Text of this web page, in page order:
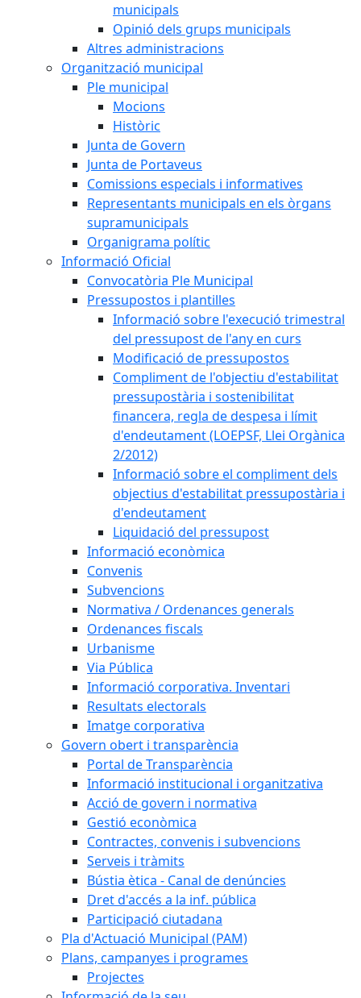
municipals
Opinió dels grups municipals
Altres administracions
Organització municipal
Ple municipal
Mocions
Històric
Junta de Govern
Junta de Portaveus
Comissions especials i informatives
Representants municipals en els òrgans
supramunicipals
Organigrama polític
Informació Oficial
Convocatòria Ple Municipal
Pressupostos i plantilles
Informació sobre l'execució trimestral
del pressupost de l'any en curs
Modificació de pressupostos
Compliment de l'objectiu d'estabilitat
pressupostària i sostenibilitat
financera, regla de despesa i límit
d'endeutament (LOEPSF, Llei Orgànica
2/2012)
Informació sobre el compliment dels
objectius d'estabilitat pressupostària i
d'endeutament
Liquidació del pressupost
Informació econòmica
Convenis
Subvencions
Normativa / Ordenances generals
Ordenances fiscals
Urbanisme
Via Pública
Informació corporativa. Inventari
Resultats electorals
Imatge corporativa
Govern obert i transparència
Portal de Transparència
Informació institucional i organitzativa
Acció de govern i normativa
Gestió econòmica
Contractes, convenis i subvencions
Serveis i tràmits
Bústia ètica - Canal de denúncies
Dret d'accés a la inf. pública
Participació ciutadana
Pla d'Actuació Municipal (PAM)
Plans, campanyes i programes
Projectes